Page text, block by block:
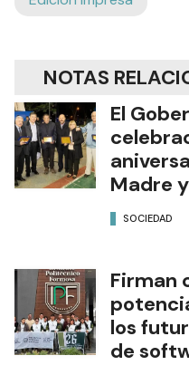
NOTAS
El
Madre
SOCIEDAD
Firman
los
de